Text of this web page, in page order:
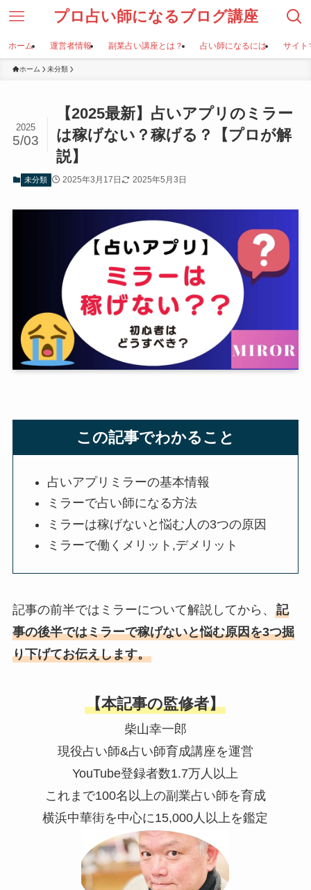
プロ占い師になるブログ講座
ホーム 運営者情報 副業占い講座とは？ 占い師になるには サイト
ホーム 未分類
【2025最新】占いアプリのミラー
は稼げない？稼げる？【プロが解
説】
2025
5/03
未分類 2025年3月17日 2025年5月3日
この記事でわかること
占いアプリミラーの基本情報
ミラーで占い師になる方法
ミラーは稼げないと悩む人の3つの原因
ミラーで働くメリット,デメリット
記事の前半ではミラーについて解説してから、 記
事の後半ではミラーで稼げないと悩む原因を3つ掘
り下げてお伝えします。
【本記事の監修者】
柴山幸一郎
現役占い師&占い師育成講座を運営
YouTube登録者数1.7万人以上
これまで100名以上の副業占い師を育成
横浜中華街を中心に15,000人以上を鑑定